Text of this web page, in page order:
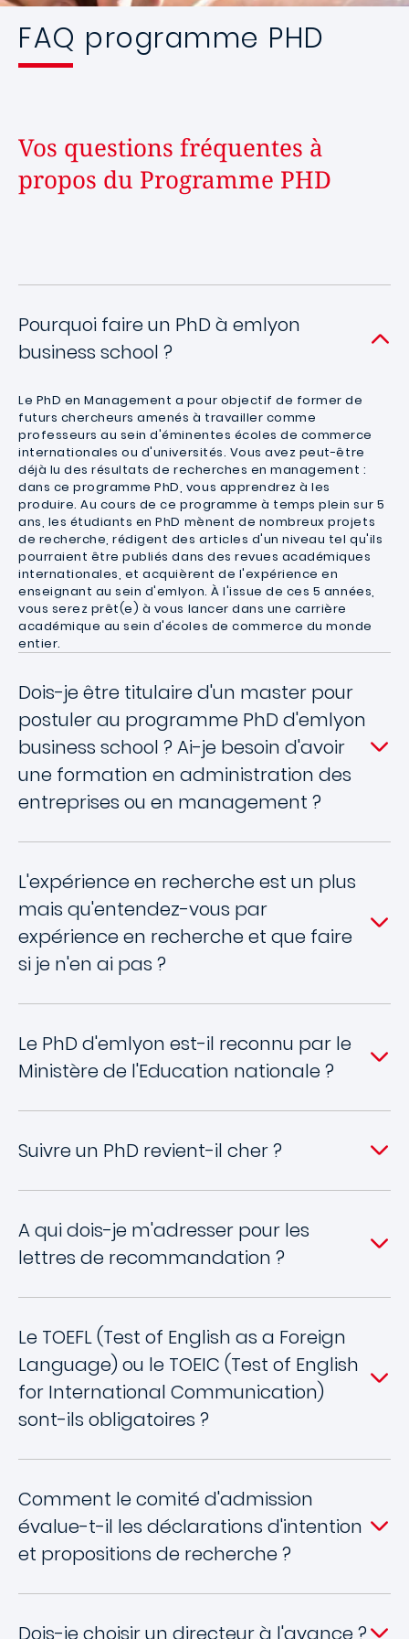
FAQ programme PHD
Vos questions fréquentes à
propos du Programme PHD
Pourquoi faire un PhD à emlyon
business school ?
Le PhD en Management a pour objectif de former de
futurs chercheurs amenés à travailler comme
professeurs au sein d'éminentes écoles de commerce
internationales ou d'universités. Vous avez peut-être
déjà lu des résultats de recherches en management :
dans ce programme PhD, vous apprendrez à les
produire. Au cours de ce programme à temps plein sur 5
ans, les étudiants en PhD mènent de nombreux projets
de recherche, rédigent des articles d'un niveau tel qu'ils
pourraient être publiés dans des revues académiques
internationales, et acquièrent de l'expérience en
enseignant au sein d'emlyon. À l'issue de ces 5 années,
vous serez prêt(e) à vous lancer dans une carrière
académique au sein d'écoles de commerce du monde
entier.
Dois-je être titulaire d'un master pour
postuler au programme PhD d'emlyon
business school ? Ai-je besoin d'avoir
une formation en administration des
entreprises ou en management ?
L'expérience en recherche est un plus
mais qu'entendez-vous par
expérience en recherche et que faire
si je n'en ai pas ?
Le PhD d'emlyon est-il reconnu par le
Ministère de l'Education nationale ?
Suivre un PhD revient-il cher ?
A qui dois-je m'adresser pour les
lettres de recommandation ?
Le TOEFL (Test of English as a Foreign
Language) ou le TOEIC (Test of English
for International Communication)
sont-ils obligatoires ?
Comment le comité d'admission
évalue-t-il les déclarations d'intention
et propositions de recherche ?
Dois-je choisir un directeur à l'avance ?